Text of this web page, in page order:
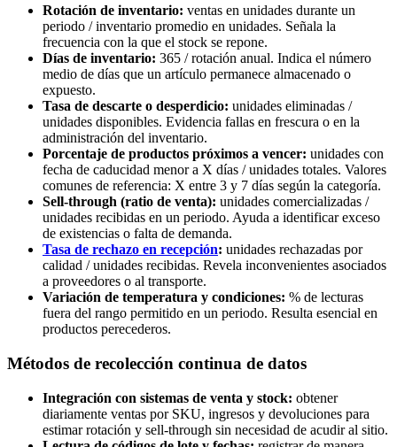
Rotación de inventario: ventas en unidades durante un
periodo / inventario promedio en unidades. Señala la
frecuencia con la que el stock se repone.
Días de inventario: 365 / rotación anual. Indica el número
medio de días que un artículo permanece almacenado o
expuesto.
Tasa de descarte o desperdicio: unidades eliminadas /
unidades disponibles. Evidencia fallas en frescura o en la
administración del inventario.
Porcentaje de productos próximos a vencer: unidades con
fecha de caducidad menor a X días / unidades totales. Valores
comunes de referencia: X entre 3 y 7 días según la categoría.
Sell-through (ratio de venta): unidades comercializadas /
unidades recibidas en un periodo. Ayuda a identificar exceso
de existencias o falta de demanda.
Tasa de rechazo en recepción: unidades rechazadas por
calidad / unidades recibidas. Revela inconvenientes asociados
a proveedores o al transporte.
Variación de temperatura y condiciones: % de lecturas
fuera del rango permitido en un periodo. Resulta esencial en
productos perecederos.
Métodos de recolección continua de datos
Integración con sistemas de venta y stock: obtener
diariamente ventas por SKU, ingresos y devoluciones para
estimar rotación y sell-through sin necesidad de acudir al sitio.